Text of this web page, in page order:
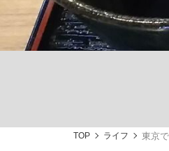
「90%は
終戦から
TOP ライフ 東京